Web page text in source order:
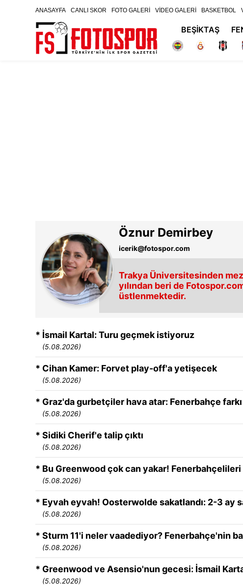
ANASAYFA CANLI SKOR FOTO GALERİ VİDEO GALERİ BASKETBOL
BEŞİKTAŞ
Öznur Demirbey
icerik@fotospor.com
Trakya Üniversitesinden
yılından beri de
üstlenmektedir.
* İsmail Kartal: Turu geçmek istiyoruz
(5.08.2026)
* Cihan Kamer: Forvet play-off'a yetişecek
(5.08.2026)
* Graz'da gurbetçiler hava atar: Fenerbahçe
(5.08.2026)
* Sidiki Cherif'e talip çıktı
(5.08.2026)
* Bu Greenwood çok can yakar!
(5.08.2026)
* Eyvah eyvah! Oosterwolde sakatlandı: 2-3 ay
(5.08.2026)
* Sturm 11'i neler vaadediyor? Fenerbahçe'nin
(5.08.2026)
* Greenwood ve Asensio'nun gecesi: İsmail
(5.08.2026)